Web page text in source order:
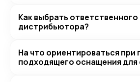
Как выбрать ответственного
дистрибьютора?
На что ориентироваться при
подходящего оснащения для